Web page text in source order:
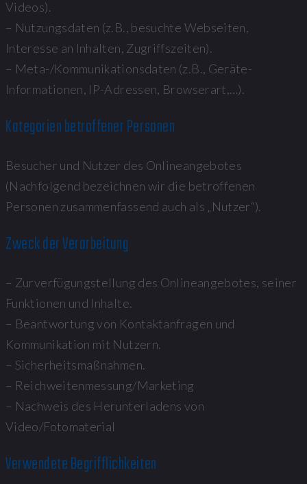
Videos).
– Nutzungsdaten (z.B., besuchte Webseiten,
Interesse an Inhalten, Zugriffszeiten).
– Meta-/Kommunikationsdaten (z.B., Geräte-
Informationen, IP-Adressen, Browserart,…).
Kategorien betroffener Personen
Besucher und Nutzer des Onlineangebotes
(Nachfolgend bezeichnen wir die betroffenen
Personen zusammenfassend auch als „Nutzer“).
Zweck der Verarbeitung
– Zurverfügungstellung des Onlineangebotes, seiner
Funktionen und Inhalte.
– Beantwortung von Kontaktanfragen und
Kommunikation mit Nutzern.
– Sicherheitsmaßnahmen.
– Reichweitenmessung/Marketing
– Nachweis des Herunterladens von
Video/Fotomaterial
Verwendete Begrifflichkeiten